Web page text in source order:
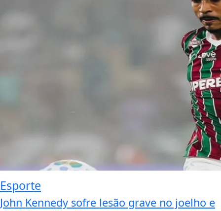
Esporte
John Kennedy sofre lesão grave no joelho e